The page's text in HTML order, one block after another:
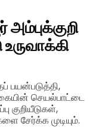
உருவாக்கி
பயன்படுத்தி,
செயல்பாட்டை
சேர்க்க முடியும்.